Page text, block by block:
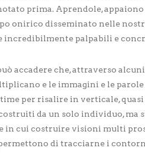
prima. Aprendole,
onirico disseminato nelle
incredibilmente palpabili e
accadere che, attraverso alcuni
e le immagini e le parole
per risalire in verticale, quasi
da un solo individuo, ma
in cui costruire visioni multi
di tracciarne i